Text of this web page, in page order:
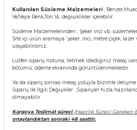
Malzemeleri
Kullanılan Süsleme Malzemeleri ;
Ve/Veya Renk,Ton Vs. değişiklikler içerebilir.
Süsleme Malzemelerinden ; Şeker inci vb.
Site içi ürün aramaya 'şeker, inci, metre çiçek, lazer
ulaşabilirsiniz.
Lütfen sipariş notuna; İletmek istediğiniz mesaj
bölümü, ödeme ekranında görüntülenmektedir.
Ya da sipariş sonrası mesaj yoluyla bizimle
Sipariş İle İlgili Değişikler ,Siparişler hızla
olmayabilir.
Kargoya Teslimat süreci (Hazırlık Süreci
onaylandıktan sonraki 48 saattir.